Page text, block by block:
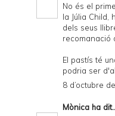
No és el
la Júlia Child,
dels seus
recomanació
El pastís té
podria ser
8 d’octubre
Mònica ha